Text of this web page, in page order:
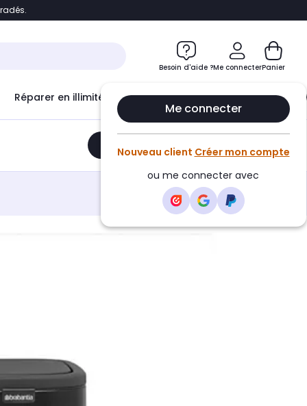
Accéder directement au chatbot
Besoin d'aide ?Me connecter
Me connecter
Nouveau client Créer mon compte
ou me connecter avec
Panier
Réparer en illimité avec Le Club Infinity
Ajouter au panier •